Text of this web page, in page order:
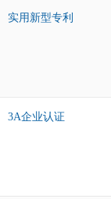
实用新型专利
3A企业认证